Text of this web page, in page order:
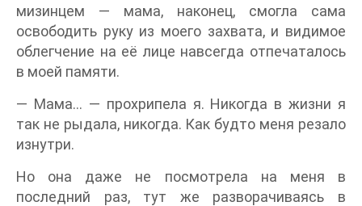
мизинцем — мама, наконец, смогла сама
освободить руку из моего захвата, и видимое
облегчение на её лице навсегда отпечаталось
в моей памяти.
— Мама… — прохрипела я. Никогда в жизни я
так не рыдала, никогда. Как будто меня резало
изнутри.
Но она даже не посмотрела на меня в
последний раз, тут же разворачиваясь в